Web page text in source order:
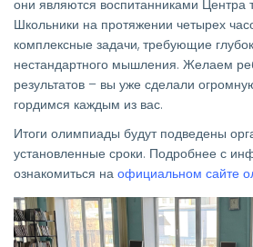
они являются воспитанниками Центра
Школьники на протяжении четырех
комплексные задачи, требующие
нестандартного мышления. Желаем
результатов – вы уже сделали
гордимся каждым из вас.
Итоги олимпиады будут подведены
установленные сроки. Подробнее с
ознакомиться на официальном сайте
Изображение